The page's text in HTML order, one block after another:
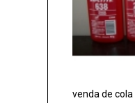
venda de